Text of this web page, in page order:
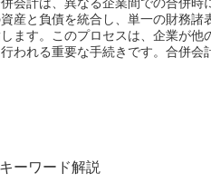
産と負債を統合し、単一の財務諸
ます。このプロセスは、企業が他
われる重要な手続きです。合併会
ーワード解説